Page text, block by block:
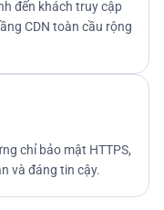
đến khách truy cập
CDN toàn cầu rộng
chỉ bảo mật HTTPS,
và đáng tin cậy.